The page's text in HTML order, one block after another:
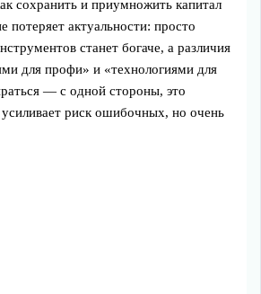
сохранить и приумножить капитал
потеряет актуальности: просто
станет богаче, а различия
для профи» и «технологиями для
— с одной стороны, это
риск ошибочных, но очень